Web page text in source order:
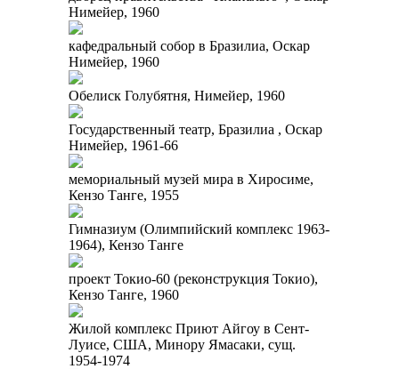
Нимейер, 1960
кафедральный собор в Бразилиа, Оскар
Нимейер, 1960
Обелиск Голубятня, Нимейер, 1960
Государственный театр, Бразилиа , Оскар
Нимейер, 1961-66
мемориальный музей мира в Хиросиме,
Кензо Танге, 1955
Гимназиум (Олимпийский комплекс 1963-
1964), Кензо Танге
проект Токио-60 (реконструкция Токио),
Кензо Танге, 1960
Жилой комплекс Приют Айгоу в Сент-
Луисе, США, Минору Ямасаки, сущ.
1954-1974